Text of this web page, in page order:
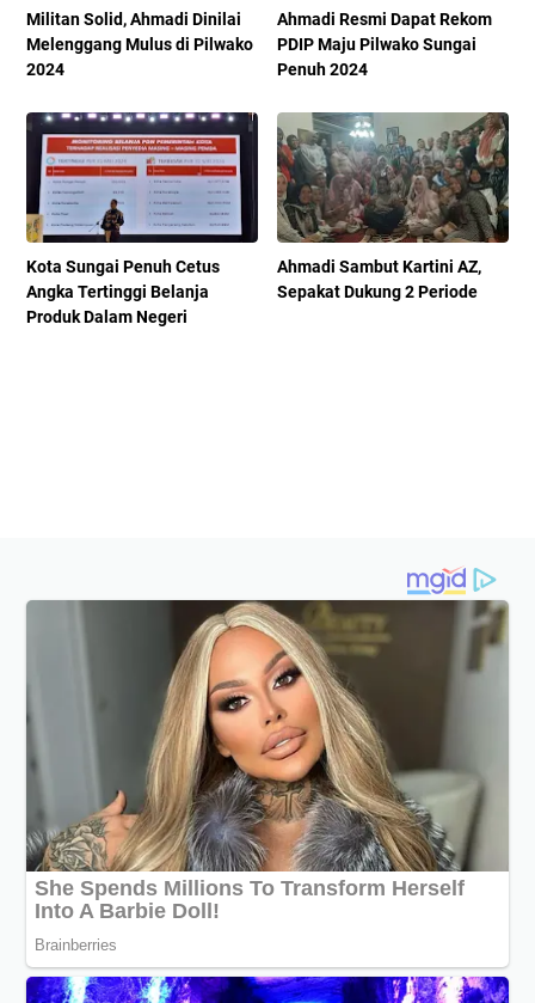
Militan Solid, Ahmadi Dinilai
Melenggang Mulus di Pilwako
2024
Ahmadi Resmi Dapat Rekom
PDIP Maju Pilwako Sungai
Penuh 2024
Kota Sungai Penuh Cetus
Angka Tertinggi Belanja
Produk Dalam Negeri
Ahmadi Sambut Kartini AZ,
Sepakat Dukung 2 Periode